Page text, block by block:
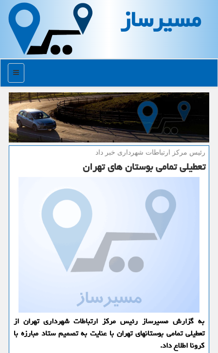
مسیرساز
منو
رئیس مركز ارتباطات شهرداری خبر داد
تعطیلی تمامی بوستان های تهران
به گزارش مسیرساز رئیس مركز ارتباطات شهرداری تهران از
تعطیلی تمامی بوستانهای تهران با عنایت به تصمیم ستاد مبارزه با
كرونا اطلاع داد.